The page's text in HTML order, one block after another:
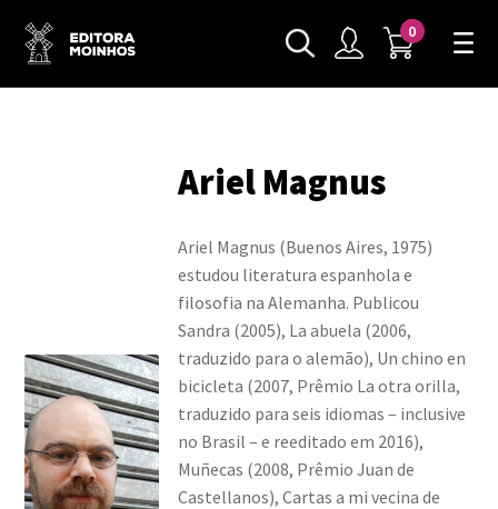
0
Ariel Magnus
Ariel Magnus (Buenos Aires, 1975)
estudou literatura espanhola e
filosofia na Alemanha. Publicou
Sandra (2005), La abuela (2006,
traduzido para o alemão), Un chino en
bicicleta (2007, Prêmio La otra orilla,
traduzido para seis idiomas – inclusive
no Brasil – e reeditado em 2016),
Muñecas (2008, Prêmio Juan de
Castellanos), Cartas a mi vecina de